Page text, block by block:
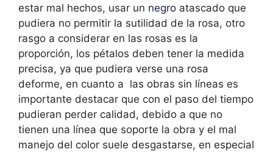
estar mal hechos, usar un negro atascado que
pudiera no permitir la sutilidad de la rosa, otro
rasgo a considerar en las rosas es la
proporción, los pétalos deben tener la medida
precisa, ya que pudiera verse una rosa
deforme, en cuanto a las obras sin líneas es
importante destacar que con el paso del tiempo
pudieran perder calidad, debido a que no
tienen una línea que soporte la obra y el mal
manejo del color suele desgastarse, en especial